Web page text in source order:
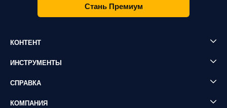
Стань Премиум
КОНТЕНТ
ИНСТРУМЕНТЫ
СПРАВКА
КОМПАНИЯ